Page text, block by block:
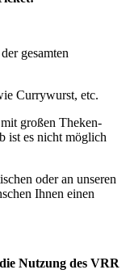
gesamten
Currywurst, etc.
großen Theken-
ist es nicht möglich
oder an unseren
Ihnen einen
Nutzung des VRR